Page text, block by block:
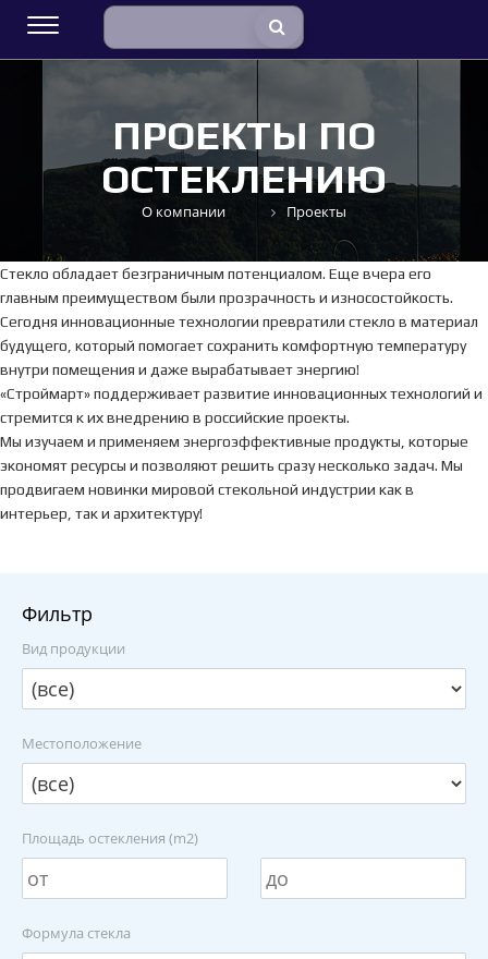
ПРОЕКТЫ ПО
ОСТЕКЛЕНИЮ
О компании Проекты
Стекло обладает безграничным потенциалом. Еще вчера его
главным преимуществом были прозрачность и износостойкость.
Сегодня инновационные технологии превратили стекло в материал
будущего, который помогает сохранить комфортную температуру
внутри помещения и даже вырабатывает энергию!
«Строймарт» поддерживает развитие инновационных технологий и
стремится к их внедрению в российские проекты.
Мы изучаем и применяем энергоэффективные продукты, которые
экономят ресурсы и позволяют решить сразу несколько задач. Мы
продвигаем новинки мировой стекольной индустрии как в
интерьер, так и архитектуру!
Фильтр
Вид продукции
Местоположение
Площадь остекления (m2)
Формула стекла